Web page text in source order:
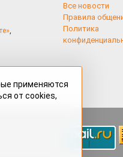
,
Все новости
Правила
Политика
применяются
от cookies,